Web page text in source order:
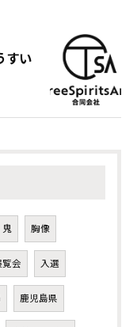
すい
鬼 胸像
覧会 入選
鹿児島県